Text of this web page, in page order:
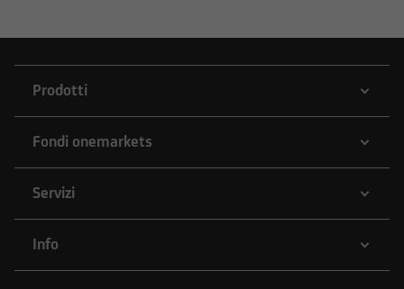
Prodotti
Fondi onemarkets
Servizi
Info
Prima di effettuare qualsiasi investimento in uno
strumento oggetto di un'offerta al pubblico in
disponibile, insieme ai pertinenti Final
Terms/Condizioni Definitive sul sito web
dell'emittente e dei collocatori. Tutte le
finanziari cui si riferiscono le informazioni